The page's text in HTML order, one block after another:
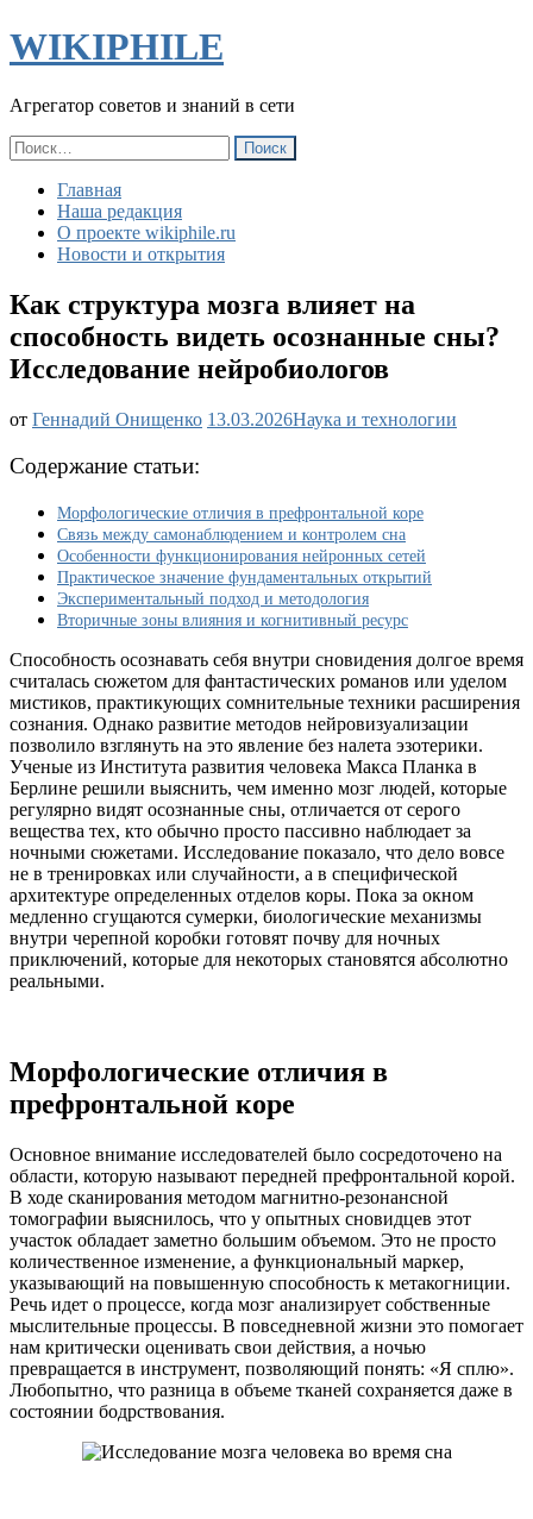
WIKIPHILE
Агрегатор советов и знаний в сети
Найти:
Главная
Наша редакция
О проекте wikiphile.ru
Новости и открытия
Как структура мозга влияет на
способность видеть осознанные сны?
Исследование нейробиологов
от Геннадий Онищенко 13.03.2026Как
на
способность
видеть
осознанные
сны?
Исследование
нейробиологов
Наука и технологии
Содержание статьи:
Морфологические отличия в префронтальной коре
Связь между самонаблюдением и контролем сна
Особенности функционирования нейронных сетей
Практическое значение фундаментальных открытий
Экспериментальный подход и методология
Вторичные зоны влияния и когнитивный ресурс
Способность осознавать себя внутри сновидения долгое время
считалась сюжетом для фантастических романов или уделом
мистиков, практикующих сомнительные техники расширения
сознания. Однако развитие методов нейровизуализации
позволило взглянуть на это явление без налета эзотерики.
Ученые из Института развития человека Макса Планка в
Берлине решили выяснить, чем именно мозг людей, которые
регулярно видят осознанные сны, отличается от серого
вещества тех, кто обычно просто пассивно наблюдает за
ночными сюжетами. Исследование показало, что дело вовсе
не в тренировках или случайности, а в специфической
архитектуре определенных отделов коры. Пока за окном
медленно сгущаются сумерки, биологические механизмы
внутри черепной коробки готовят почву для ночных
приключений, которые для некоторых становятся абсолютно
реальными.
Морфологические отличия в
префронтальной коре
Основное внимание исследователей было сосредоточено на
области, которую называют передней префронтальной корой.
В ходе сканирования методом магнитно-резонансной
томографии выяснилось, что у опытных сновидцев этот
участок обладает заметно большим объемом. Это не просто
количественное изменение, а функциональный маркер,
указывающий на повышенную способность к метакогниции.
Речь идет о процессе, когда мозг анализирует собственные
мыслительные процессы. В повседневной жизни это помогает
нам критически оценивать свои действия, а ночью
превращается в инструмент, позволяющий понять: «Я сплю».
Любопытно, что разница в объеме тканей сохраняется даже в
состоянии бодрствования.